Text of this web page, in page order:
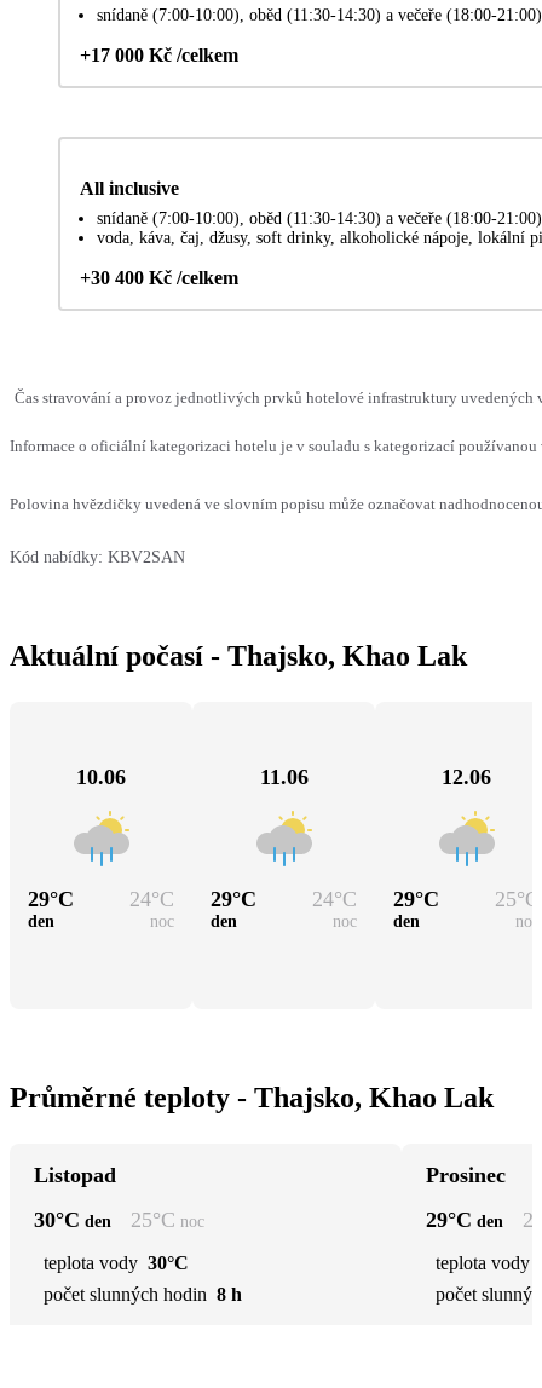
snídaně (7:00-10:00), oběd (11:30-14:30) a večeře (18:00-21:00)
+17 000 Kč /celkem
All inclusive
snídaně (7:00-10:00), oběd (11:30-14:30) a večeře (18:00-21:00)
voda, káva, čaj, džusy, soft drinky, alkoholické nápoje, lokální
+30 400 Kč /celkem
Čas stravování a provoz jednotlivých prvků hotelové infrastruktury uvedených
Informace o oficiální kategorizaci hotelu je v souladu s kategorizací
Polovina hvězdičky uvedená ve slovním popisu může označovat
Kód nabídky: KBV2SAN
Aktuální počasí - Thajsko, Khao Lak
10.06
29°C 24°C
den noc
11.06
29°C 24°C
den noc
12.06
29°C 25°C
den noc
Průměrné teploty - Thajsko, Khao Lak
Listopad
30°C den 25°C noc
teplota vody 30°C
počet slunných hodin 8 h
Prosinec
29°C den
teplota vody
počet